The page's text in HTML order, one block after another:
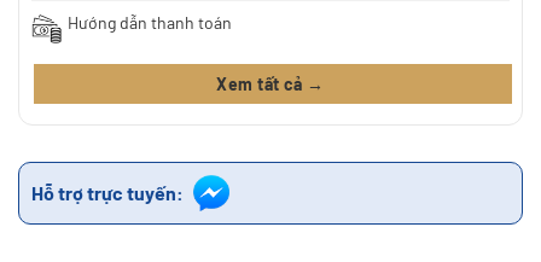
Hướng dẫn thanh toán
Xem tất cả →
Hỗ trợ trực tuyến: